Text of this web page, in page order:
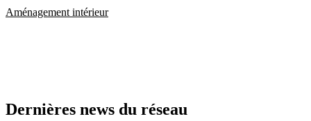
Aménagement intérieur
Dernières news du réseau